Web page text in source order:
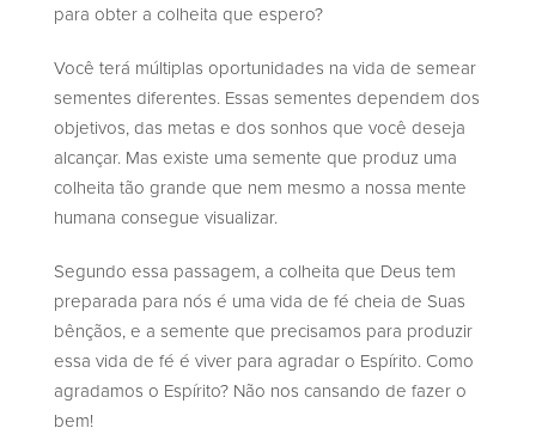
para obter a colheita que espero?
Você terá múltiplas oportunidades na vida de semear
sementes diferentes. Essas sementes dependem dos
objetivos, das metas e dos sonhos que você deseja
alcançar. Mas existe uma semente que produz uma
colheita tão grande que nem mesmo a nossa mente
humana consegue visualizar.
Segundo essa passagem, a colheita que Deus tem
preparada para nós é uma vida de fé cheia de Suas
bênçãos, e a semente que precisamos para produzir
essa vida de fé é viver para agradar o Espírito. Como
agradamos o Espírito? Não nos cansando de fazer o
bem!